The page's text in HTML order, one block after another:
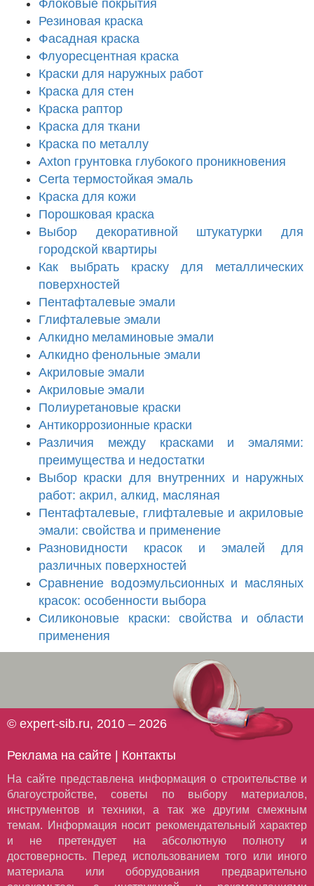
Флоковые покрытия
Резиновая краска
Фасадная краска
Флуоресцентная краска
Краски для наружных работ
Краска для стен
Краска раптор
Краска для ткани
Краска по металлу
Axton грунтовка глубокого проникновения
Certa термостойкая эмаль
Краска для кожи
Порошковая краска
Выбор декоративной штукатурки для
городской квартиры
Как выбрать краску для металлических
поверхностей
Пентафталевые эмали
Глифталевые эмали
Алкидно меламиновые эмали
Алкидно фенольные эмали
Акриловые эмали
Акриловые эмали
Полиуретановые краски
Антикоррозионные краски
Различия между красками и эмалями:
преимущества и недостатки
Выбор краски для внутренних и наружных
работ: акрил, алкид, масляная
Пентафталевые, глифталевые и акриловые
эмали: свойства и применение
Разновидности красок и эмалей для
различных поверхностей
Сравнение водоэмульсионных и масляных
красок: особенности выбора
Силиконовые краски: свойства и области
применения
© expert-sib.ru, 2010 – 2026
Реклама на сайте Контакты
На сайте представлена информация о строительстве и
благоустройстве, советы по выбору материалов,
инструментов и техники, а так же другим смежным
темам. Информация носит рекомендательный характер
и не претендует на абсолютную полноту и
достоверность. Перед использованием того или иного
материала или оборудования предварительно